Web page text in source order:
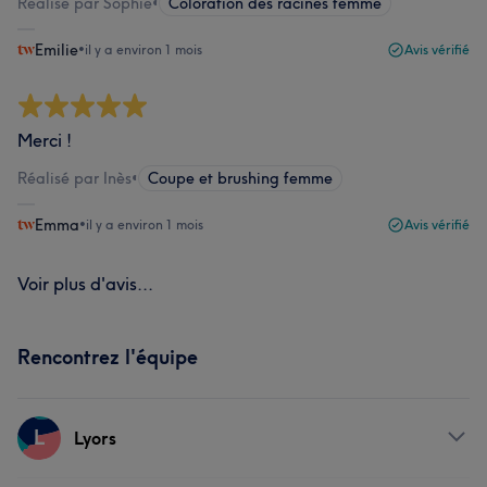
Emilie•il y a environ 1 mois Avis vérifié
Merci !
Réalisé par Inès• Coupe et brushing femme
Emma•il y a environ 1 mois Avis vérifié
Voir plus d'avis...
Rencontrez l'équipe
L Lyors